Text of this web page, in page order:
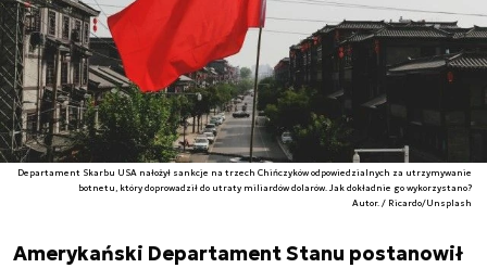
Departament Skarbu USA nałożył sankcje na trzech Chińczyków odpowiedzialnych za utrzymywanie
botnetu, który doprowadził do utraty miliardów dolarów. Jak dokładnie go wykorzystano?
Autor. / Ricardo/Unsplash
Amerykański Departament Stanu postanowił